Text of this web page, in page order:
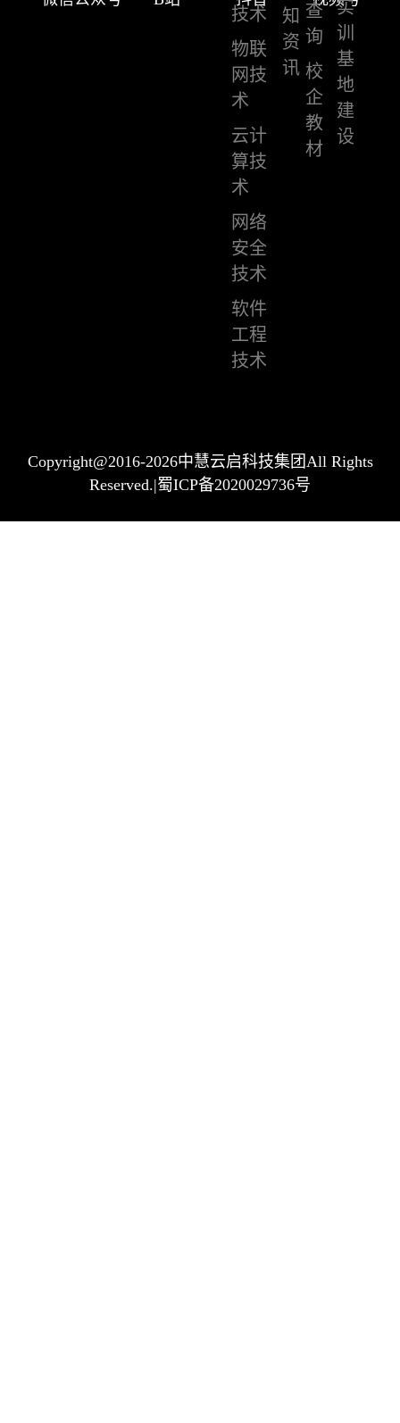
技术
物联
网技
术
云计
算技
术
网络
安全
技术
软件
工程
技术
知
资
讯
查
询
校
企
教
材
实
训
基
地
建
设
Copyright@2016-2026中慧云启科技集团All Rights
Reserved.|蜀ICP备2020029736号